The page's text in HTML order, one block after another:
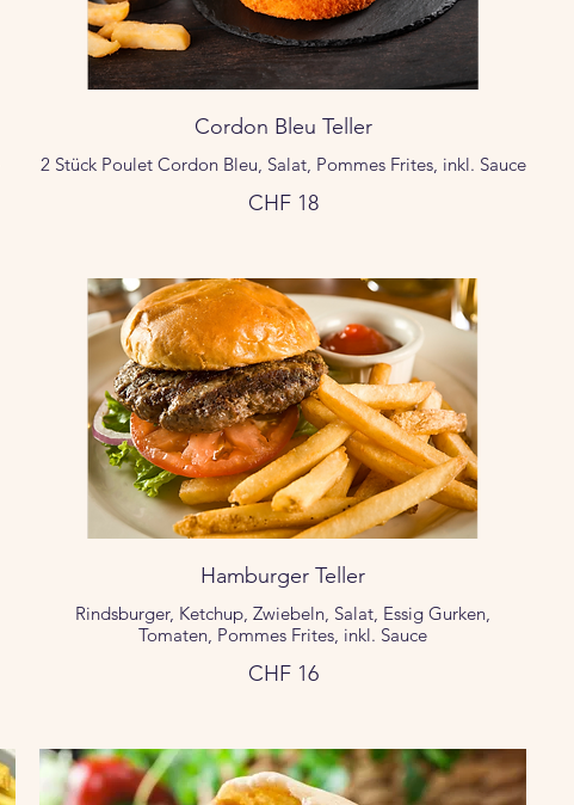
Cordon Bleu Teller
2 Stück Poulet Cordon Bleu, Salat, Pommes Frites, inkl. Sauce
CHF 18
Hamburger Teller
Rindsburger, Ketchup, Zwiebeln, Salat, Essig Gurken,
Tomaten, Pommes Frites, inkl. Sauce
CHF 16